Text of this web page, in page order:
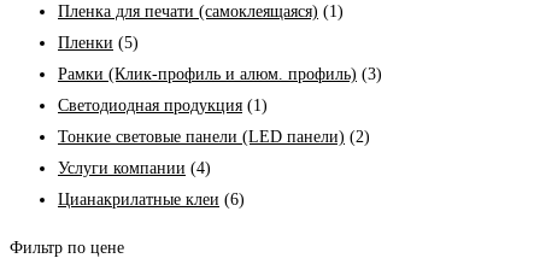
Пленка для печати (самоклеящаяся) (1)
Пленки (5)
Рамки (Клик-профиль и алюм. профиль) (3)
Светодиодная продукция (1)
Тонкие световые панели (LED панели) (2)
Услуги компании (4)
Цианакрилатные клеи (6)
Фильтр по цене